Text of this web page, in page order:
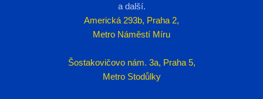
a další.
Americká 293b, Praha 2,
Metro Náměstí Míru
Šostakovičovo nám. 3a, Praha 5,
Metro Stodůlky